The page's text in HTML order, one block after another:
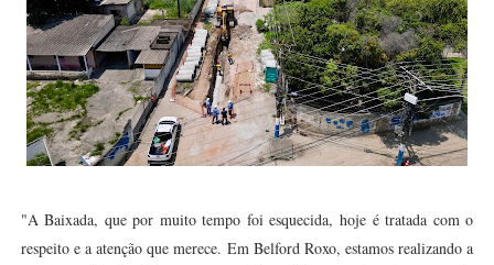
"A Baixada, que por muito tempo foi esquecida, hoje é tratada com o
respeito e a atenção que merece. Em Belford Roxo, estamos realizando a